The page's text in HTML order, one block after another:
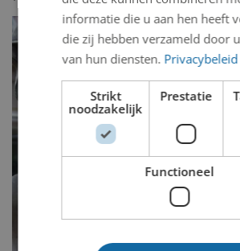
informatie die u aan hen heeft
die zij hebben verzameld door
van hun diensten. Privacybeleid
Strikt
noodzakelijk
Prestatie
Functioneel